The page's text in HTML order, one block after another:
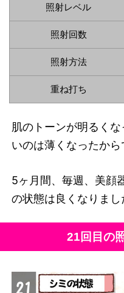
照射レベル
照射回数
照射方法
重ね打ち
肌のトーンが明るく
いのは薄くなったから
5ヶ月間、毎週、美顔
の状態は良くなりまし
21回目の